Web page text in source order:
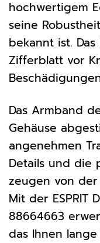
hochwertigem
seine
bekannt ist.
Zifferblatt vor
Das Armband
Gehäuse
angenehmen
Details und die
zeugen von
Mit der ESPRIT
88664663
das Ihnen